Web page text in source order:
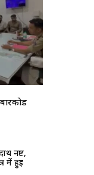
नष्ट,
में हुई